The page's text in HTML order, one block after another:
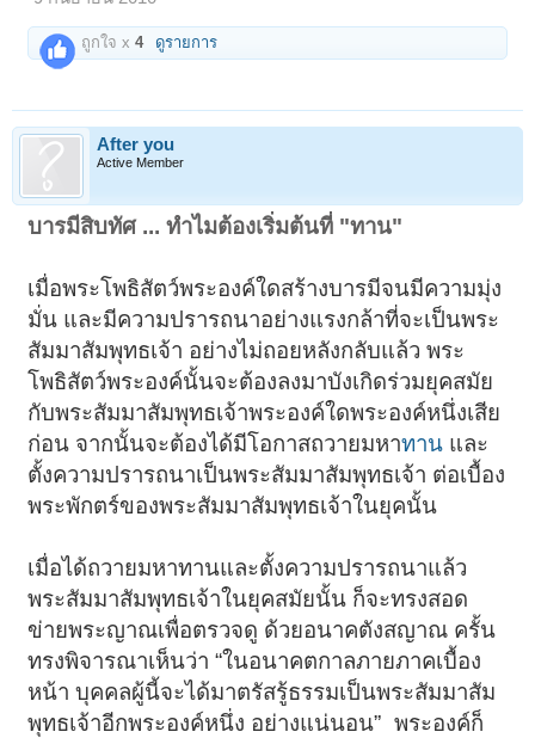
ถูกใจ x4 ดูรายการ
After you
Active Member
บารมีสิบทัศ ... ทำไมต้องเริ่มต้นที่ "ทาน"
เมื่อพระโพธิสัตว์พระองค์ใดสร้างบารมีจนมีความมุ่ง
มั่น และมีความปรารถนาอย่างแรงกล้าที่จะเป็นพระ
สัมมาสัมพุทธเจ้า อย่างไม่ถอยหลังกลับแล้ว พระ
โพธิสัตว์พระองค์นั้นจะต้องลงมาบังเกิดร่วมยุคสมัย
กับพระสัมมาสัมพุทธเจ้าพระองค์ใดพระองค์หนึ่งเสีย
ก่อน จากนั้นจะต้องได้มีโอกาสถวายมหาทาน และ
ตั้งความปรารถนาเป็นพระสัมมาสัมพุทธเจ้า ต่อเบื้อง
พระพักตร์ของพระสัมมาสัมพุทธเจ้าในยุคนั้น
เมื่อได้ถวายมหาทานและตั้งความปรารถนาแล้ว
พระสัมมาสัมพุทธเจ้าในยุคสมัยนั้น ก็จะทรงสอด
ข่ายพระญาณเพื่อตรวจดู ด้วยอนาคตังสญาณ ครั้น
ทรงพิจารณาเห็นว่า “ในอนาคตกาลภายภาคเบื้อง
หน้า บุคคลผู้นี้จะได้มาตรัสรู้ธรรมเป็นพระสัมมาสัม
พุทธเจ้าอีกพระองค์หนึ่ง อย่างแน่นอน” _พระองค์ก็